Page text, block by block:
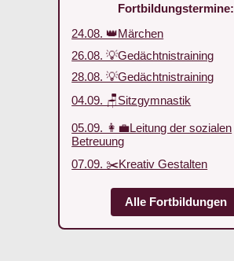
Fortbildungstermine:
24.08. 👑Märchen
26.08. 💡Gedächtnistraining
28.08. 💡Gedächtnistraining
04.09. 🪑Sitzgymnastik
05.09. 👩‍💼Leitung der sozialen
Betreuung
07.09. ✂️Kreativ Gestalten
Alle Fortbildungen